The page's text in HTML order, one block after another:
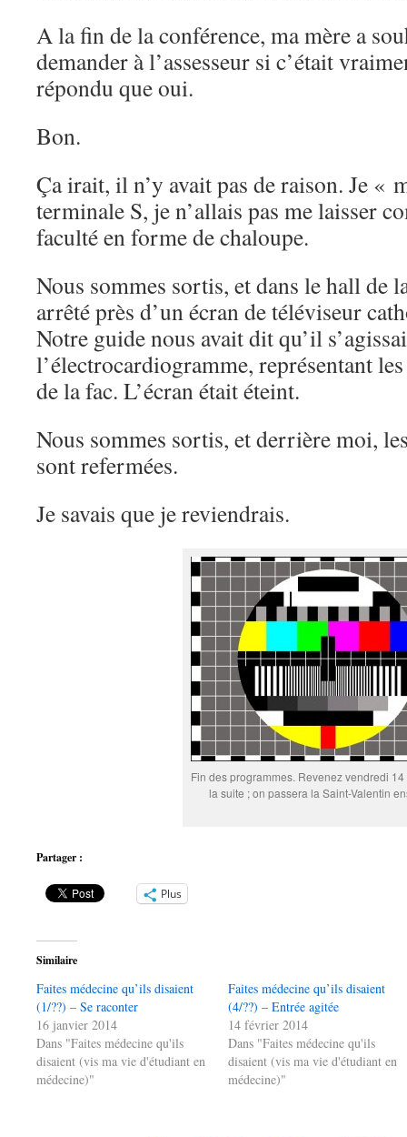
A la fin de la conférence, ma mère a
demander à l’assesseur si c’était
répondu que oui.
Bon.
Ça irait, il n’y avait pas de raison. Je «
terminale S, je n’allais pas me laisser
faculté en forme de chaloupe.
Nous sommes sortis, et dans le hall de
arrêté près d’un écran de téléviseur
Notre guide nous avait dit qu’il
l’électrocardiogramme, représentant
de la fac. L’écran était éteint.
Nous sommes sortis, et derrière moi,
sont refermées.
Je savais que je reviendrais.
Fin des programmes. Revenez vendredi
la suite ; on passera la Saint-Valentin
Partager :
Plus
Similaire
Faites médecine qu’ils disaient
(1/??) – Se raconter
16 janvier 2014
Dans "Faites médecine qu'ils
disaient (vis ma vie d'étudiant en
médecine)"
Faites médecine qu’ils disaient
(4/??) – Entrée agitée
14 février 2014
Dans "Faites médecine qu'ils
disaient (vis ma vie d'étudiant en
médecine)"